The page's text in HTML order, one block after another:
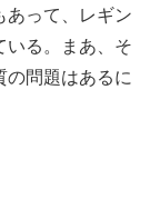
あって、レギン
いる。まあ、そ
の問題はあるに